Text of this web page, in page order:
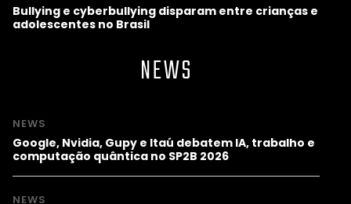
Bullying e cyberbullying disparam entre crianças e
adolescentes no Brasil
NEWS
NEWS
Google, Nvidia, Gupy e Itaú debatem IA, trabalho e
computação quântica no SP2B 2026
NEWS